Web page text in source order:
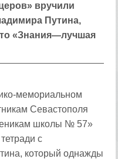
вручили
Путина,
«Знания—лучшая
мемориальном
Севастополя
школы № 57»
с
который однажды